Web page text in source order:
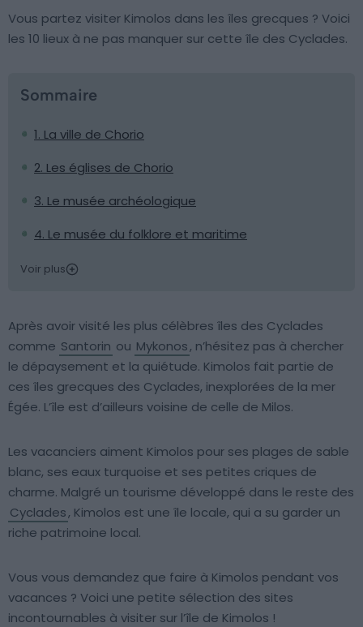
Vous partez visiter Kimolos dans les îles grecques ? Voici
les 10 lieux à ne pas manquer sur cette île des Cyclades.
Sommaire
1. La ville de Chorio
2. Les églises de Chorio
3. Le musée archéologique
4. Le musée du folklore et maritime
Voir plus
Après avoir visité les plus célèbres îles des Cyclades
comme Santorin ou Mykonos, n’hésitez pas à chercher
le dépaysement et la quiétude. Kimolos fait partie de
ces îles grecques des Cyclades, inexplorées de la mer
Égée. L’île est d’ailleurs voisine de celle de Milos.
Les vacanciers aiment Kimolos pour ses plages de sable
blanc, ses eaux turquoise et ses petites criques de
charme. Malgré un tourisme développé dans le reste des
Cyclades, Kimolos est une île locale, qui a su garder un
riche patrimoine local.
Vous vous demandez que faire à Kimolos pendant vos
vacances ? Voici une petite sélection des sites
incontournables à visiter sur l’île de Kimolos !